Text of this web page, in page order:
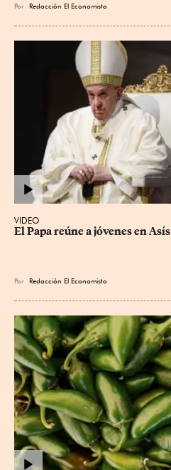
Por Redacción El Economista
VIDEO
El Papa reúne a jóvenes en Asís
Por Redacción El Economista